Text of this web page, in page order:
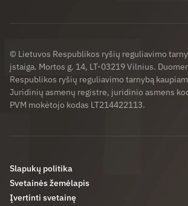
© Lietuvos Respublikos ryšių reguliavimo
įstaiga. Mortos g. 14, LT-03219 Vilnius.
Respublikos ryšių reguliavimo tarnybą
Juridinių asmenų registre, juridinio asmens
PVM mokėtojo kodas LT214422113.
Slapukų politika
Svetainės žemėlapis
Įvertinti svetainę